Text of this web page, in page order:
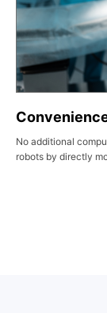
No additional
robots by directly